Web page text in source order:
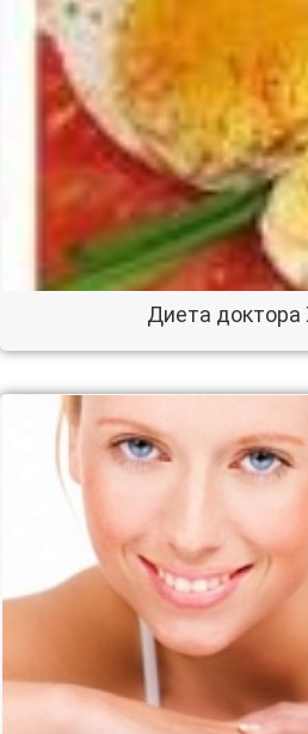
Диета доктора